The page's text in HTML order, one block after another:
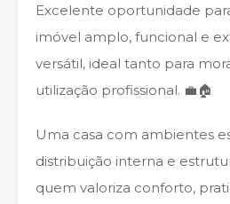
Excelente oportunidade
imóvel amplo, funcional e
versátil, ideal tanto para
utilização profissional. 💼🏠
Uma casa com ambientes
distribuição interna e
quem valoriza conforto,